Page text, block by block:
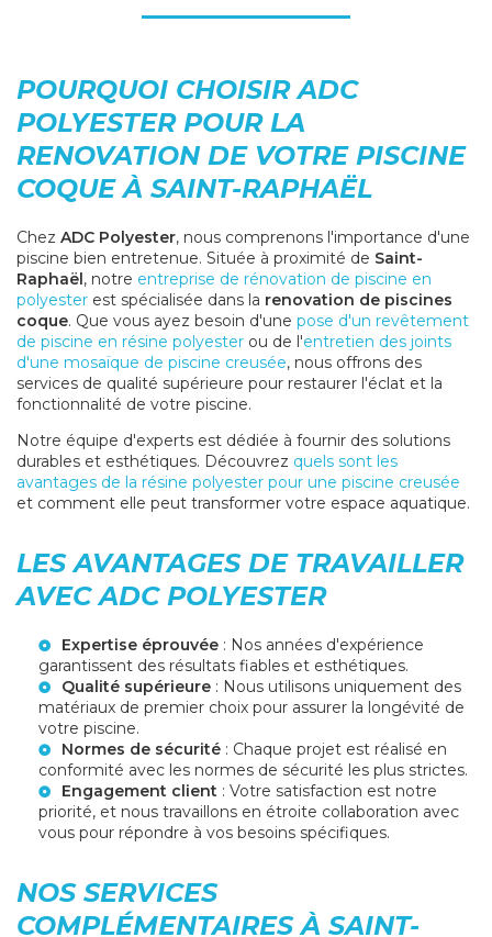
POURQUOI CHOISIR ADC
POLYESTER POUR LA
RENOVATION DE VOTRE PISCINE
COQUE À SAINT-RAPHAËL
Chez ADC Polyester, nous comprenons l'importance d'une
piscine bien entretenue. Située à proximité de Saint-
Raphaël, notre entreprise de rénovation de piscine en
polyester est spécialisée dans la renovation de piscines
coque. Que vous ayez besoin d'une pose d'un revêtement
de piscine en résine polyester ou de l'entretien des joints
d'une mosaïque de piscine creusée, nous offrons des
services de qualité supérieure pour restaurer l'éclat et la
fonctionnalité de votre piscine.
Notre équipe d'experts est dédiée à fournir des solutions
durables et esthétiques. Découvrez quels sont les
avantages de la résine polyester pour une piscine creusée
et comment elle peut transformer votre espace aquatique.
LES AVANTAGES DE TRAVAILLER
AVEC ADC POLYESTER
Expertise éprouvée : Nos années d'expérience
garantissent des résultats fiables et esthétiques.
Qualité supérieure : Nous utilisons uniquement des
matériaux de premier choix pour assurer la longévité de
votre piscine.
Normes de sécurité : Chaque projet est réalisé en
conformité avec les normes de sécurité les plus strictes.
Engagement client : Votre satisfaction est notre
priorité, et nous travaillons en étroite collaboration avec
vous pour répondre à vos besoins spécifiques.
NOS SERVICES
COMPLÉMENTAIRES À SAINT-